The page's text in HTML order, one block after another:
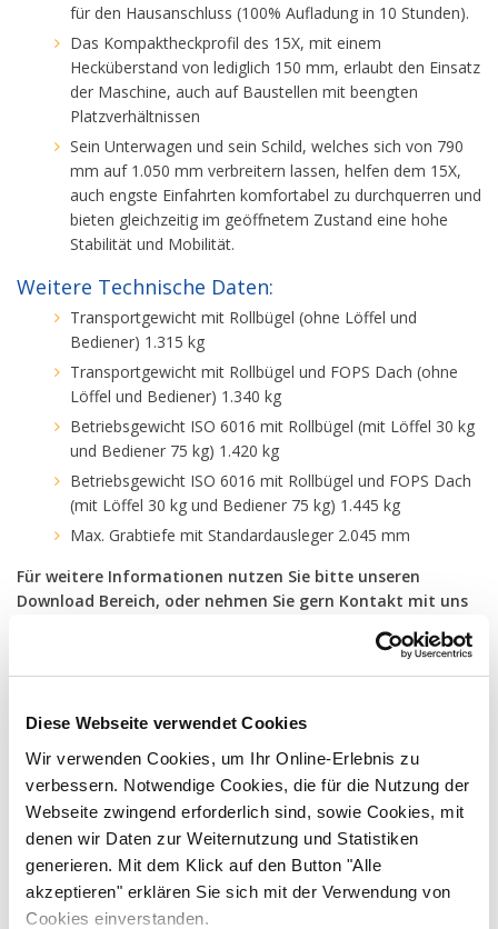
Diese Webseite verwendet Cookies
Wir verwenden Cookies, um Ihr Online-Erlebnis zu
verbessern. Notwendige Cookies, die für die Nutzung der
Webseite zwingend erforderlich sind, sowie Cookies, mit
denen wir Daten zur Weiternutzung und Statistiken
generieren. Mit dem Klick auf den Button "Alle
akzeptieren" erklären Sie sich mit der Verwendung von
Cookies einverstanden.
für den Hausanschluss (100% Aufladung in 10 Stunden).
Das Kompaktheckprofil des 15X, mit einem
Hecküberstand von lediglich 150 mm, erlaubt den Einsatz
der Maschine, auch auf Baustellen mit beengten
Platzverhältnissen
Sein Unterwagen und sein Schild, welches sich von 790
mm auf 1.050 mm verbreitern lassen, helfen dem 15X,
auch engste Einfahrten komfortabel zu durchquerren und
bieten gleichzeitig im geöffnetem Zustand eine hohe
Stabilität und Mobilität.
Weitere Technische Daten:
Transportgewicht mit Rollbügel (ohne Löffel und
Bediener) 1.315 kg
Transportgewicht mit Rollbügel und FOPS Dach (ohne
Löffel und Bediener) 1.340 kg
Betriebsgewicht ISO 6016 mit Rollbügel (mit Löffel 30 kg
und Bediener 75 kg) 1.420 kg
Betriebsgewicht ISO 6016 mit Rollbügel und FOPS Dach
(mit Löffel 30 kg und Bediener 75 kg) 1.445 kg
Max. Grabtiefe mit Standardausleger 2.045 mm
Für weitere Informationen nutzen Sie bitte unseren
Download Bereich, oder nehmen Sie gern Kontakt mit uns
Vertrieb über eberle-hald und Dienstleistungen GmbH
Technische Daten Downloads